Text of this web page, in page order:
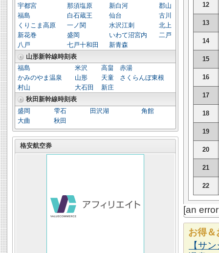
12
13
14
15
16
17
18
19
20
21
22
[an
お得＆
【サ
宇都宮
那須塩原 新白河
郡山
福島
白石蔵王 仙台
古川
くりこま高原
一ノ関 水沢江刺
北上
新花巻
盛岡 いわて沼宮内
二戸
八戸
七戸十和田
新青森
山形新幹線時刻表
福島
米沢 高畠
赤湯
かみのやま温泉
山形 天童
さくらんぼ東根
村山
大石田
新庄
秋田新幹線時刻表
盛岡
雫石 田沢湖
角館
大曲
秋田
格安航空券